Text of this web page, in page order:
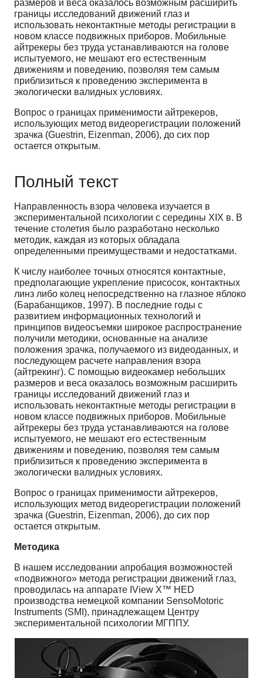
размеров и веса оказалось возможным расширить
границы исследований движений глаз и
использовать неконтактные методы регистрации в
новом классе подвижных приборов. Мобильные
айтрекеры без труда устанавливаются на голове
испытуемого, не мешают его естественным
движениям и поведению, позволяя тем самым
приблизиться к проведению эксперимента в
экологически валидных условиях.
Вопрос о границах применимости айтрекеров,
использующих метод видеорегистрации положений
зрачка (Guestrin, Eizenman, 2006), до сих пор
остается открытым.
Полный текст
Направленность взора человека изучается в
экспериментальной психологии с середины XIX в. В
течение столетия было разработано несколько
методик, каждая из которых обладала
определенными преимуществами и недостатками.
К числу наиболее точных относятся контактные,
предполагающие укрепление присосок, контактных
линз либо колец непосредственно на глазное яблоко
(Барабанщиков, 1997). В последние годы с
развитием информационных технологий и
принципов видеосъемки широкое распространение
получили методики, основанные на анализе
положения зрачка, получаемого из видеоданных, и
последующем расчете направления взора
(айтрекинг). С помощью видеокамер небольших
размеров и веса оказалось возможным расширить
границы исследований движений глаз и
использовать неконтактные методы регистрации в
новом классе подвижных приборов. Мобильные
айтрекеры без труда устанавливаются на голове
испытуемого, не мешают его естественным
движениям и поведению, позволяя тем самым
приблизиться к проведению эксперимента в
экологически валидных условиях.
Вопрос о границах применимости айтрекеров,
использующих метод видеорегистрации положений
зрачка (Guestrin, Eizenman, 2006), до сих пор
остается открытым.
Методика
В нашем исследовании апробация возможностей
«подвижного» метода регистрации движений глаз,
проводилась на аппарате IView X™ HED
производства немецкой компании SensoMotoric
Instruments (SMI), принадлежащем Центру
экспериментальной психологии МГППУ.